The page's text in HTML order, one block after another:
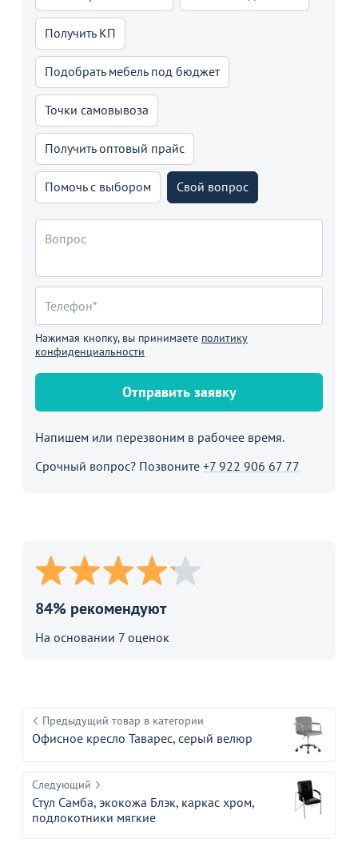
Получить КП
Подобрать мебель под бюджет
Точки самовывоза
Получить оптовый прайс
Помочь с выбором Свой вопрос
Нажимая кнопку, вы принимаете политику
конфиденциальности
Отправить заявку
Напишем или перезвоним в рабочее время.
Срочный вопрос? Позвоните +7 922 906 67 77
84% рекомендуют
На основании 7 оценок
Предыдущий товар в категории
Офисное кресло Таварес, серый велюр
Следующий
Стул Самба, экокожа Блэк, каркас хром,
подлокотники мягкие